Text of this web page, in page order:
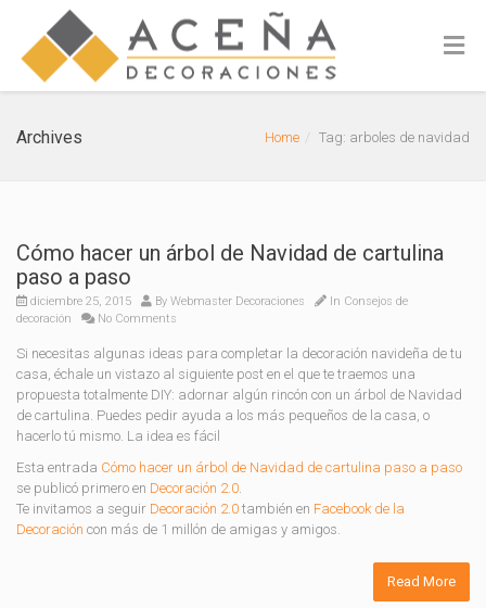
Archives Home Tag: arboles de navidad
Cómo hacer un árbol de Navidad de cartulina
paso a paso
diciembre 25, 2015 By Webmaster Decoraciones In Consejos de
decoración
No Comments
Si necesitas algunas ideas para completar la decoración navideña de tu
casa, échale un vistazo al siguiente post en el que te traemos una
propuesta totalmente DIY: adornar algún rincón con un árbol de Navidad
de cartulina. Puedes pedir ayuda a los más pequeños de la casa, o
hacerlo tú mismo. La idea es fácil
Esta entrada Cómo hacer un árbol de Navidad de cartulina paso a paso
se publicó primero en Decoración 2.0.
Te invitamos a seguir Decoración 2.0 también en Facebook de la
Decoración con más de 1 millón de amigas y amigos.
Read More